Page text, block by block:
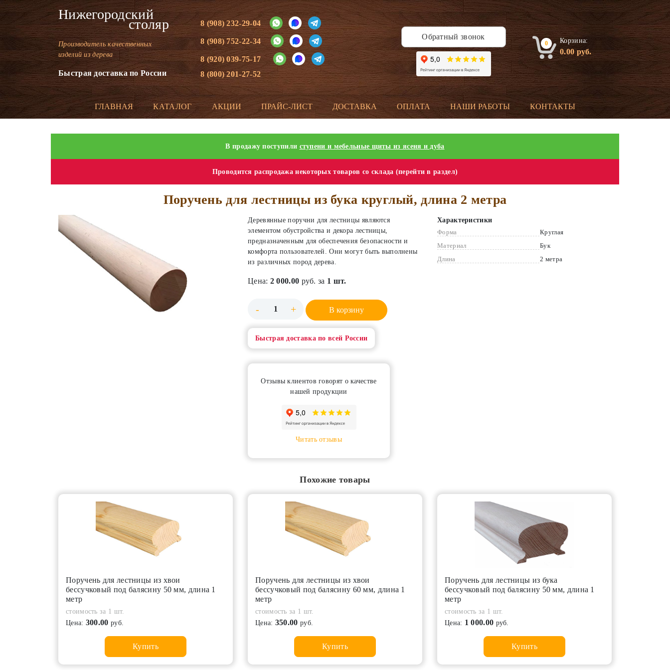
Нижегородский
столяр
Производитель качественных
изделий из дерева
Быстрая доставка по России
8 (908) 232-29-04
8 (908) 752-22-34
8 (920) 039-75-17
8 (800) 201-27-52
Обратный звонок
0 Корзина:
0.00руб.
ГЛАВНАЯ КАТАЛОГ АКЦИИ ПРАЙС-ЛИСТ ДОСТАВКА ОПЛАТА НАШИ РАБОТЫ КОНТАКТЫ
В продажу поступили ступени и мебельные щиты из ясеня и дуба
Проводится распродажа некоторых товаров со склада (перейти в раздел)
Поручень для лестницы из бука круглый, длина 2 метра
Деревянные поручни для лестницы являются
элементом обустройства и декора лестницы,
предназначенным для обеспечения безопасности и
комфорта пользователей. Они могут быть выполнены
из различных пород дерева.
Цена: 2 000.00 руб. за 1 шт.
- + В корзину
Быстрая доставка по всей России
Отзывы клиентов говорят о качестве
нашей продукции
Читать отзывы
Характеристики
Форма
Круглая
Материал
Бук
Длина
2 метра
Похожие товары
Поручень для лестницы из хвои
бессучковый под балясину 50 мм, длина 1
метр
стоимость за 1 шт.
Цена: 300.00 руб.
Купить
Поручень для лестницы из хвои
бессучковый под балясину 60 мм, длина 1
метр
стоимость за 1 шт.
Цена: 350.00 руб.
Купить
Поручень для лестницы из бука
бессучковый под балясину 50 мм, длина 1
метр
стоимость за 1 шт.
Цена: 1 000.00 руб.
Купить